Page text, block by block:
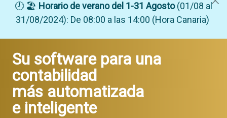
🕗 🏖 Horario de verano del 1-31 Agosto(01/08 al
31/08/2024): De 08:00 a las 14:00 (Hora Canaria)
Su software para una
contabilidad
más automatizada
e inteligente